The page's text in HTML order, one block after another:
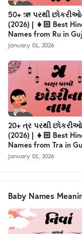
50+ ઋ પરથી
(2026) | 👧🏻 Best
Names from Ru in
January 01, 2026
20+ ત્ર પરથી
(2026) | 👧🏻 Best
Names from Tra in
January 01, 2026
Baby Names